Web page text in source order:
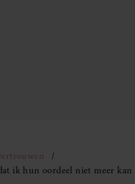
ik hun oordeel niet meer kan